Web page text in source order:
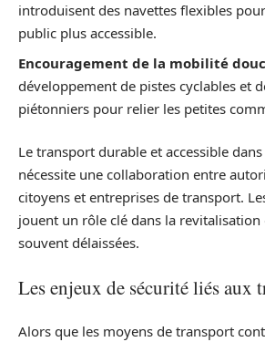
introduisent des navettes flexibles
public plus accessible.
Encouragement de la mobilité
développement de pistes cyclables et
piétonniers pour relier les petites
Le transport durable et accessible
nécessite une collaboration entre
citoyens et entreprises de transport.
jouent un rôle clé dans la revitalisation
souvent délaissées.
Les enjeux de sécurité liés aux
Alors que les moyens de transport